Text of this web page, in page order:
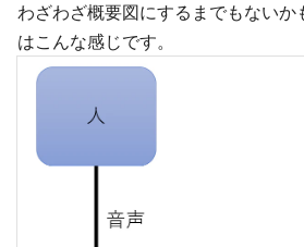
わざわざ概要図にするまでもないか
はこんな感じです。